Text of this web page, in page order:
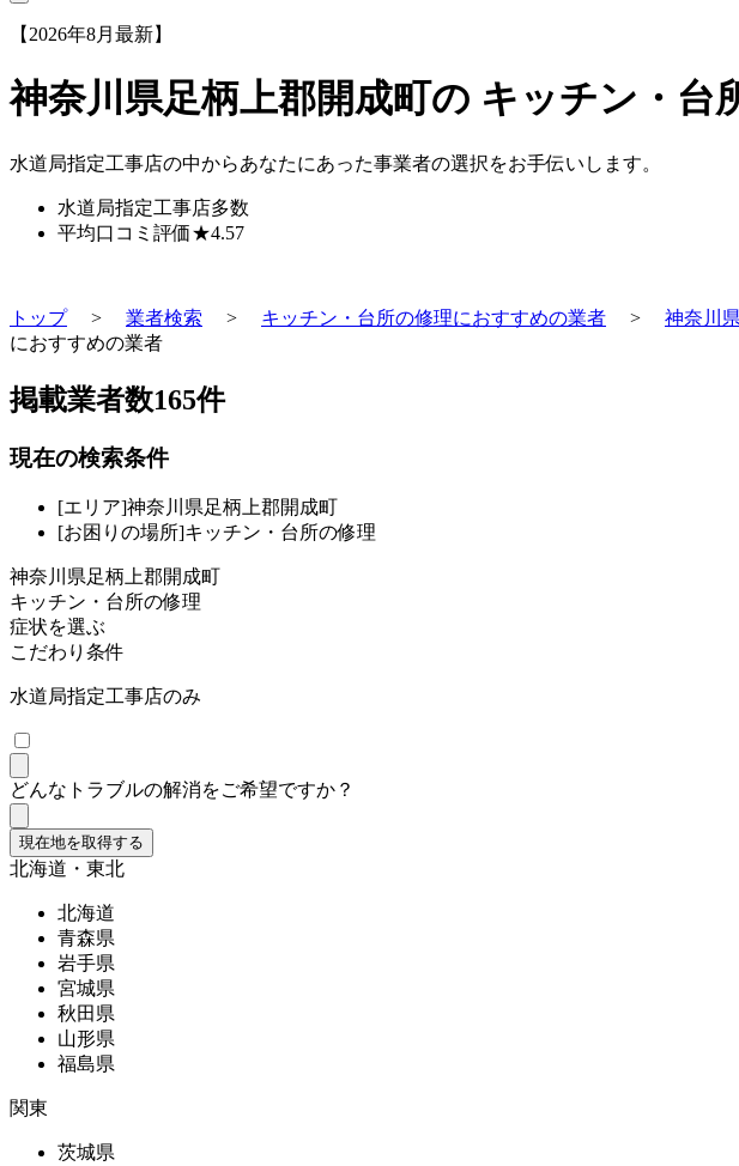
【2026年8月最新】
神奈川県足柄上郡開成町の キッチン・台
水道局指定工事店の中からあなたにあった事業者の選択をお手伝いします。
水道局指定工事店多数
平均口コミ評価★4.57
トップ> 業者検索 > キッチン・台所の修理におすすめの業者 > 神奈川
におすすめの業者
掲載業者数165件
現在の検索条件
[エリア]神奈川県足柄上郡開成町
[お困りの場所]キッチン・台所の修理
神奈川県足柄上郡開成町
キッチン・台所の修理
症状を選ぶ
こだわり条件
水道局指定工事店のみ
どんなトラブルの解消をご希望ですか？
現在地を取得する
北海道・東北
北海道
青森県
岩手県
宮城県
秋田県
山形県
福島県
関東
茨城県